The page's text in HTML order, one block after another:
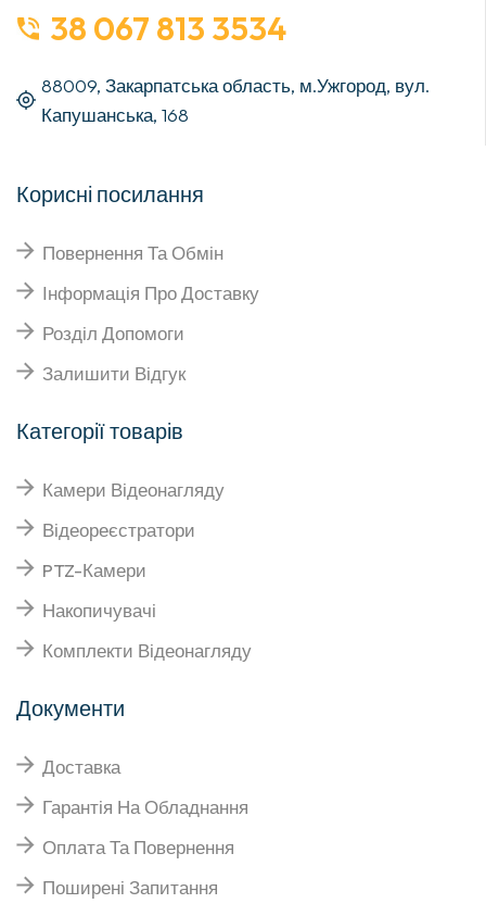
38 067 813 3534
88009, Закарпатська область, м.Ужгород, вул.
Капушанська, 168
Корисні посилання
Повернення Та Обмін
Інформація Про Доставку
Розділ Допомоги
Залишити Відгук
Категорії товарів
Камери Відеонагляду
Відеореєстратори
PTZ-Камери
Накопичувачі
Комплекти Відеонагляду
Документи
Доставка
Гарантія На Обладнання
Оплата Та Повернення
Поширені Запитання